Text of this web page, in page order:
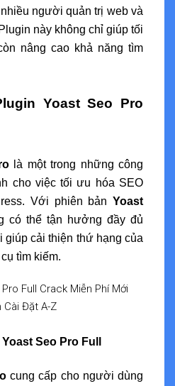
người quản trị web và
này không chỉ giúp tối
nâng cao khả năng tìm
Yoast Seo Pro
là một trong những công
cho việc tối ưu hóa SEO
Với phiên bản Yoast
có thể tận hưởng đầy đủ
giúp cải thiện thứ hạng của
tìm kiếm.
Seo Pro Full
cung cấp cho người dùng